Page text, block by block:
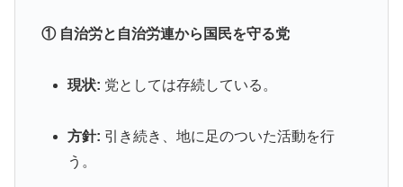
① 自治労と自治労連から国民を守る党
現状: 党としては存続している。
方針: 引き続き、地に足のついた活動を行
う。